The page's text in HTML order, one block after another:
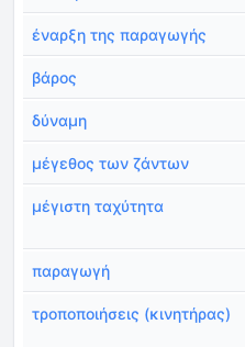
έναρξη της παραγωγής
βάρος
δύναμη
μέγεθος των ζάντων
μέγιστη ταχύτητα
παραγωγή
τροποποιήσεις (κινητήρας)